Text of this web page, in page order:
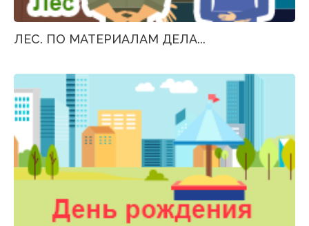
ЛЕС. ПО МАТЕРИАЛАМ ДЕЛА...